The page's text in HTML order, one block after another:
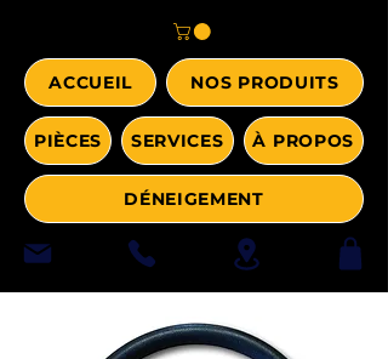
ACCUEIL NOS PRODUITS
PIÈCES SERVICES À PROPOS
DÉNEIGEMENT